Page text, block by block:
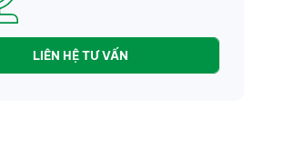
LIÊN HỆ TƯ VẤN